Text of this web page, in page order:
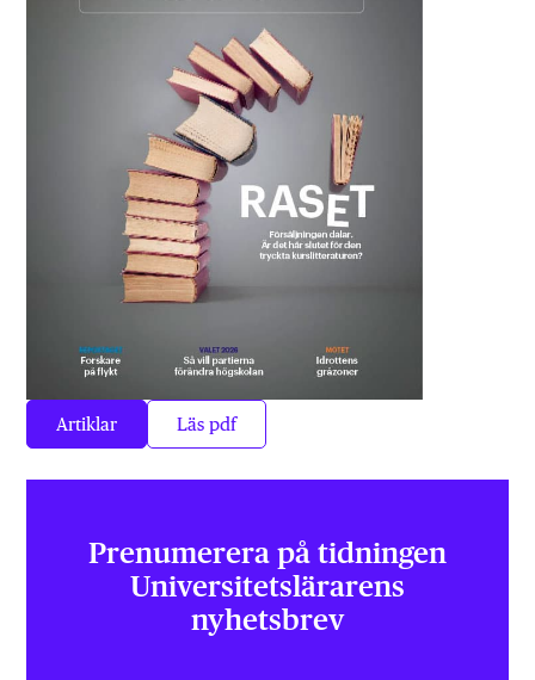
Artiklar Läs pdf
Prenumerera på tidningen
Universitets­lärarens
nyhetsbrev